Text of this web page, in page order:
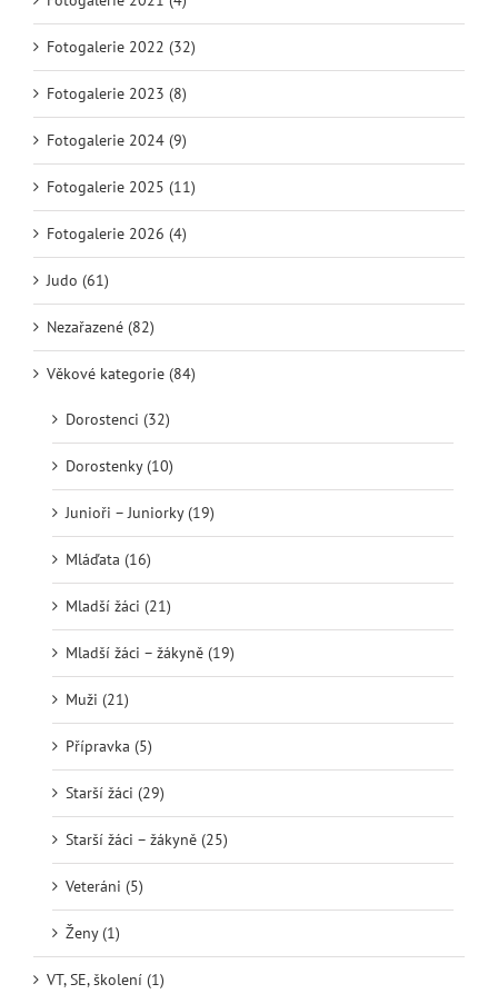
Fotogalerie 2022 (32)
Fotogalerie 2023 (8)
Fotogalerie 2024 (9)
Fotogalerie 2025 (11)
Fotogalerie 2026 (4)
Judo (61)
Nezařazené (82)
Věkové kategorie (84)
Dorostenci (32)
Dorostenky (10)
Junioři – Juniorky (19)
Mláďata (16)
Mladší žáci (21)
Mladší žáci – žákyně (19)
Muži (21)
Přípravka (5)
Starší žáci (29)
Starší žáci – žákyně (25)
Veteráni (5)
Ženy (1)
VT, SE, školení (1)